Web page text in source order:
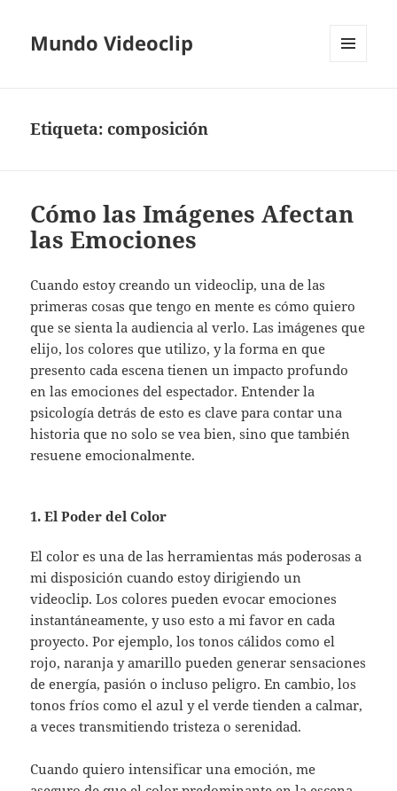
Mundo Videoclip
Etiqueta:composición
Cómo las Imágenes Afectan
las Emociones
Cuando estoy creando un videoclip, una de las
primeras cosas que tengo en mente es cómo quiero
que se sienta la audiencia al verlo. Las imágenes que
elijo, los colores que utilizo, y la forma en que
presento cada escena tienen un impacto profundo
en las emociones del espectador. Entender la
psicología detrás de esto es clave para contar una
historia que no solo se vea bien, sino que también
resuene emocionalmente.
1. El Poder del Color
El color es una de las herramientas más poderosas a
mi disposición cuando estoy dirigiendo un
videoclip. Los colores pueden evocar emociones
instantáneamente, y uso esto a mi favor en cada
proyecto. Por ejemplo, los tonos cálidos como el
rojo, naranja y amarillo pueden generar sensaciones
de energía, pasión o incluso peligro. En cambio, los
tonos fríos como el azul y el verde tienden a calmar,
a veces transmitiendo tristeza o serenidad.
Cuando quiero intensificar una emoción, me